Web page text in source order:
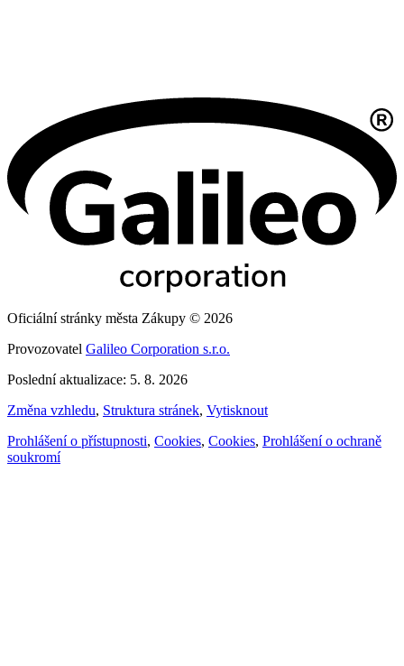
Oficiální stránky města Zákupy © 2026
Provozovatel Galileo Corporation s.r.o.
Poslední aktualizace: 5. 8. 2026
Změna vzhledu, Struktura stránek, Vytisknout
Prohlášení o přístupnosti, Cookies, Cookies, Prohlášení o ochraně
soukromí